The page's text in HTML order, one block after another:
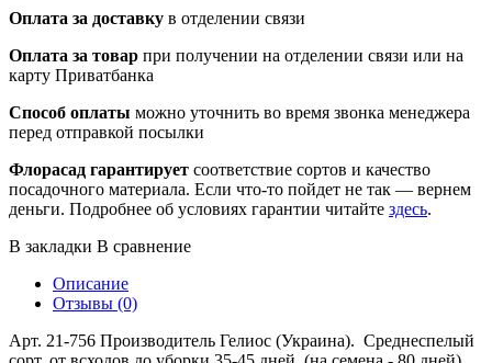
Оплата за доставку в отделении связи
Оплата за товар при получении на отделении связи или на
карту Приватбанка
Способ оплаты можно уточнить во время звонка менеджера
перед отправкой посылки
Флорасад гарантирует соответствие сортов и качество
посадочного материала. Если что-то пойдет не так — вернем
деньги. Подробнее об условиях гарантии читайте здесь.
В закладки В сравнение
Описание
Отзывы (0)
Арт. 21-756 Производитель Гелиос (Украина). Среднеспелый